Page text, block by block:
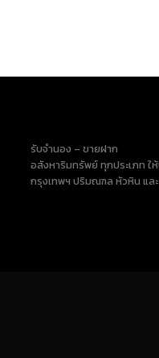
รับจำนอง – ขายฝาก
อสังหาริมทรัพย์ ทุกประเภท ใ
กรุงเทพฯ ปริมณฑล หัวหิน แล